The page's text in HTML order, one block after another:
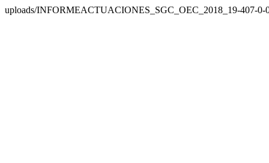
uploads/INFORMEACTUACIONES_SGC_OEC_2018_19-407-0-